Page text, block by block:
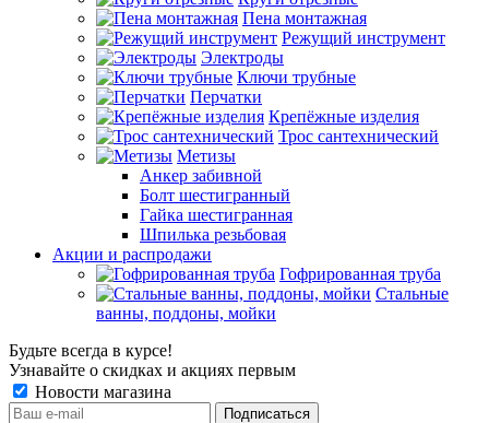
Пена монтажная
Режущий инструмент
Электроды
Ключи трубные
Перчатки
Крепёжные изделия
Трос сантехнический
Метизы
Анкер забивной
Болт шестигранный
Гайка шестигранная
Шпилька резьбовая
Акции и распродажи
Гофрированная труба
Стальные
ванны, поддоны, мойки
Будьте всегда в курсе!
Узнавайте о скидках и акциях первым
Новости магазина